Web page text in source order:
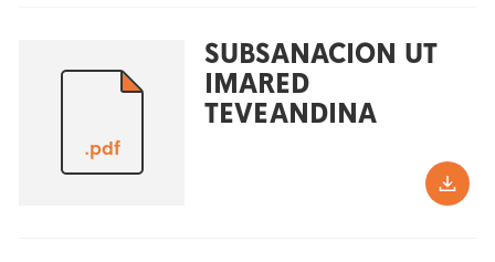
.pdf
SUBSANACION UT
IMARED
TEVEANDINA